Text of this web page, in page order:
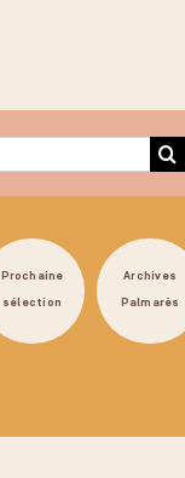
Prochaine
sélection
Archives
Palmarès